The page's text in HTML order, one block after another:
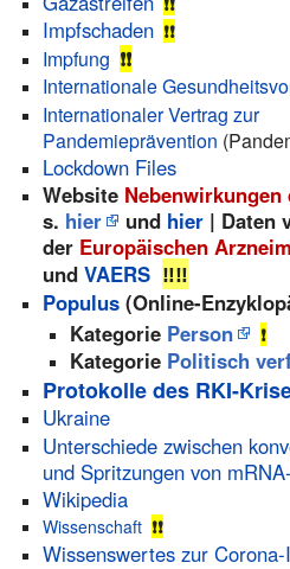
Impfschaden ❗❗
Impfung ❗❗
Internationale
Internationaler Vertrag zur
Pandemieprävention
Lockdown Files
Website
s. hier und hier | Daten
der Europäischen
undVAERS ‼️‼️
Populus (Online-
Kategorie Person ❗
Kategorie Politisch
Protokolle des RKI-
Ukraine
Unterschiede zwischen
und Spritzungen von
Wikipedia
Wissenschaft ❗❗
Wissenswertes zur